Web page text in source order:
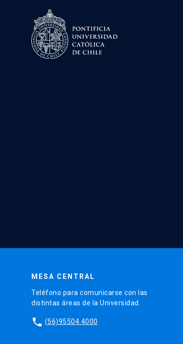
MESA CENTRAL
Teléfono para comunicarse con las
distintas áreas de la Universidad.
phone (56)95504 4000